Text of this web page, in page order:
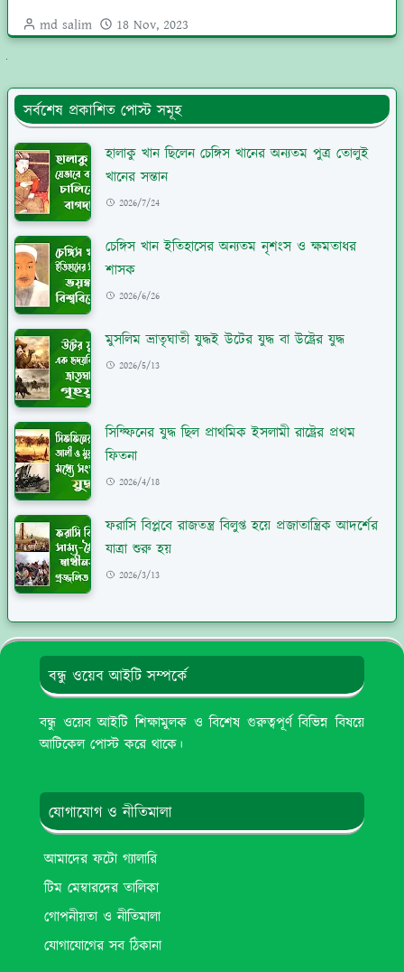
md salim 18 Nov, 2023
সর্বশেষ প্রকাশিত পোস্ট সমূহ
হালাকু খান ছিলেন চেঙ্গিস খানের অন্যতম পুত্র তোলুই
খানের সন্তান
2026/7/24
চেঙ্গিস খান ইতিহাসের অন্যতম নৃশংস ও ক্ষমতাধর
শাসক
2026/6/26
মুসলিম ভ্রাতৃঘাতী যুদ্ধই উটের যুদ্ধ বা উষ্ট্রের যুদ্ধ
2026/5/13
সিফ্ফিনের যুদ্ধ ছিল প্রাথমিক ইসলামী রাষ্ট্রের প্রথম
ফিতনা
2026/4/18
ফরাসি বিপ্লবে রাজতন্ত্র বিলুপ্ত হয়ে প্রজাতান্ত্রিক আদর্শের
যাত্রা শুরু হয়
2026/3/13
বন্ধু ওয়েব আইটি সম্পর্কে
বন্ধু ওয়েব আইটি শিক্ষামুলক ও বিশেষ গুরুত্বপূর্ণ বিভিন্ন বিষয়ে
আটিকেল পোস্ট করে থাকে।
যোগাযোগ ও নীতিমালা
আমাদের ফটো গ্যালারি
টিম মেম্বারদের তালিকা
গোপনীয়তা ও নীতিমালা
যোগাযোগের সব ঠিকানা